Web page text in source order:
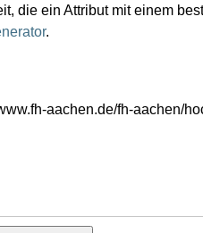
die ein Attribut mit einem
.
aachen.de/fh-aachen/